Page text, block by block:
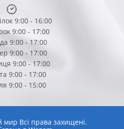
9:00 - 16:00
9:00 - 17:00
9:00 - 17:00
9:00 - 17:00
9:00 - 17:00
9:00 - 17:00
9:00 - 15:00
Всі права захищені.